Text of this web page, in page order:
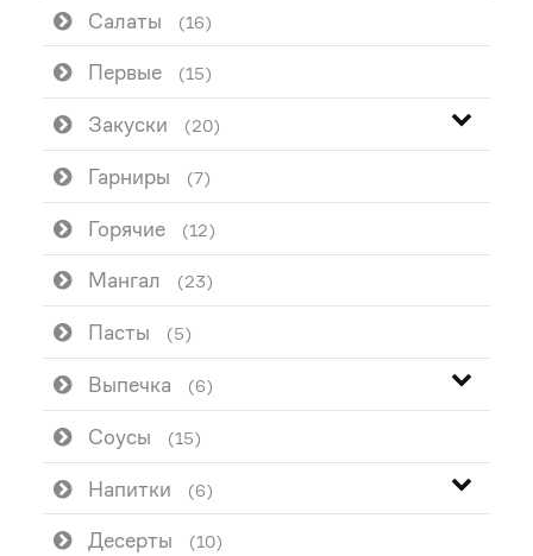
Салаты (16)
Первые (15)
Закуски (20)
Гарниры (7)
Горячие (12)
Мангал (23)
Пасты (5)
Выпечка (6)
Соусы (15)
Напитки (6)
Десерты (10)